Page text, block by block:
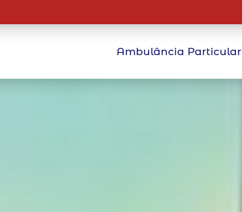
Ambulância Particular